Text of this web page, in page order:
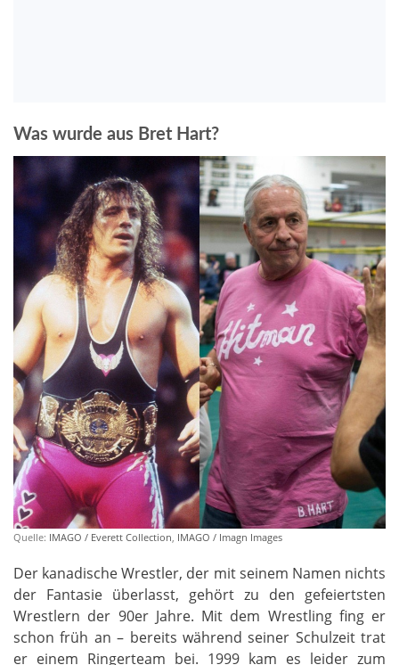
Was wurde aus Bret Hart?
Quelle: IMAGO / Everett Collection, IMAGO / Imagn Images
Der kanadische Wrestler, der mit seinem Namen nichts
der Fantasie überlasst, gehört zu den gefeiertsten
Wrestlern der 90er Jahre. Mit dem Wrestling fing er
schon früh an – bereits während seiner Schulzeit trat
er einem Ringerteam bei. 1999 kam es leider zum